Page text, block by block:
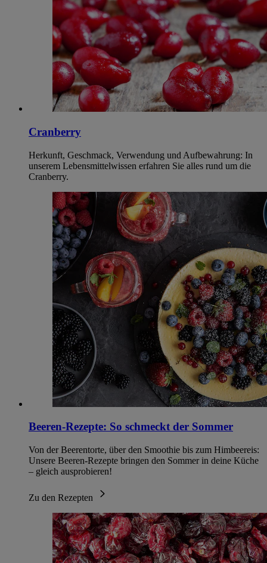
Cranberry
Herkunft, Geschmack, Verwendung und Aufbewahrung: In
unserem Lebensmittelwissen erfahren Sie alles rund um die
Cranberry.
Beeren-Rezepte: So schmeckt der Sommer
Von der Beerentorte, über den Smoothie bis zum Himbeereis:
Unsere Beeren-Rezepte bringen den Sommer in deine Küche
– gleich ausprobieren!
Zu den Rezepten